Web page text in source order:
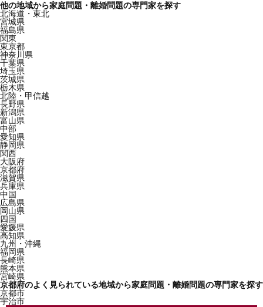
他の地域から家庭問題・離婚問題の専門家を探す
北海道・東北
宮城県
福島県
関東
東京都
神奈川県
千葉県
埼玉県
茨城県
栃木県
北陸・甲信越
長野県
新潟県
富山県
中部
愛知県
静岡県
関西
大阪府
京都府
滋賀県
兵庫県
中国
広島県
岡山県
四国
愛媛県
高知県
九州・沖縄
福岡県
長崎県
熊本県
宮崎県
京都府のよく見られている地域から家庭問題・離婚問題の専門家を探す
京都市
宇治市